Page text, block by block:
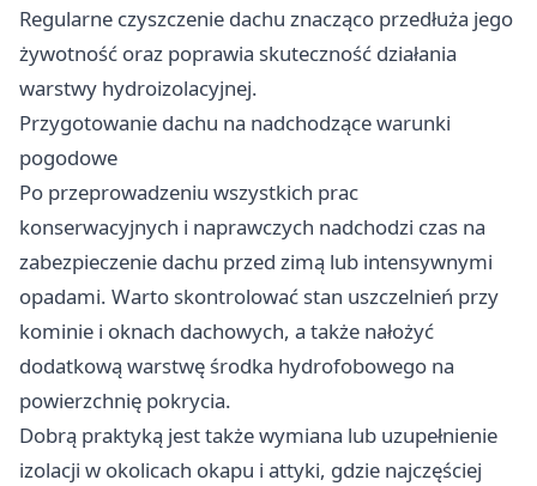
Regularne czyszczenie dachu znacząco przedłuża jego
żywotność oraz poprawia skuteczność działania
warstwy hydroizolacyjnej.
Przygotowanie dachu na nadchodzące warunki
pogodowe
Po przeprowadzeniu wszystkich prac
konserwacyjnych i naprawczych nadchodzi czas na
zabezpieczenie dachu przed zimą lub intensywnymi
opadami. Warto skontrolować stan uszczelnień przy
kominie i oknach dachowych, a także nałożyć
dodatkową warstwę środka hydrofobowego na
powierzchnię pokrycia.
Dobrą praktyką jest także wymiana lub uzupełnienie
izolacji w okolicach okapu i attyki, gdzie najczęściej